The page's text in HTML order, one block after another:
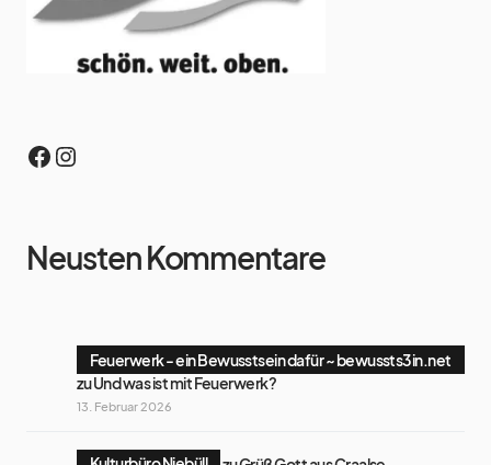
Neusten Kommentare
Feuerwerk - ein Bewusstsein dafür ~ bewussts3in.net
zuUnd was ist mit Feuerwerk?
13. Februar 2026